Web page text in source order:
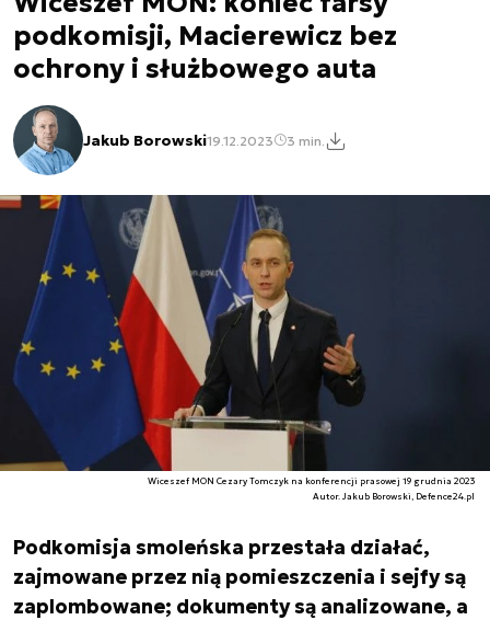
podkomisji, Macierewicz bez
ochrony i służbowego auta
Jakub Borowski19.12.2023 3 min.
Wiceszef MON Cezary Tomczyk na konferencji prasowej 19 grudnia 2023
Autor. Jakub Borowski, Defence24.pl
Podkomisja smoleńska przestała działać,
zajmowane przez nią pomieszczenia i sejfy są
zaplombowane; dokumenty są analizowane, a